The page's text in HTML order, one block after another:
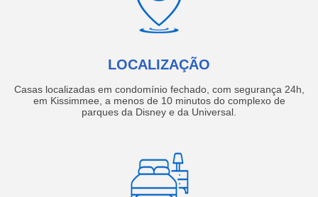
LOCALIZAÇÃO
Casas localizadas em condomínio fechado, com segurança 24h,
em Kissimmee, a menos de 10 minutos do complexo de
parques da Disney e da Universal.